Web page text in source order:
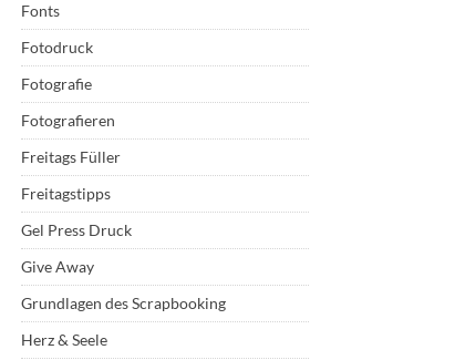
Fonts
Fotodruck
Fotografie
Fotografieren
Freitags Füller
Freitagstipps
Gel Press Druck
Give Away
Grundlagen des Scrapbooking
Herz & Seele